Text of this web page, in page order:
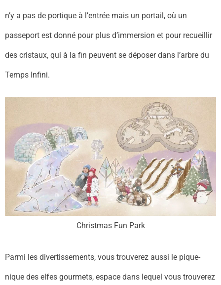
n’y a pas de portique à l’entrée mais un portail, où un
passeport est donné pour plus d’immersion et pour recueillir
des cristaux, qui à la fin peuvent se déposer dans l’arbre du
Temps Infini.
Christmas Fun Park
Parmi les divertissements, vous trouverez aussi le pique-
nique des elfes gourmets, espace dans lequel vous trouverez